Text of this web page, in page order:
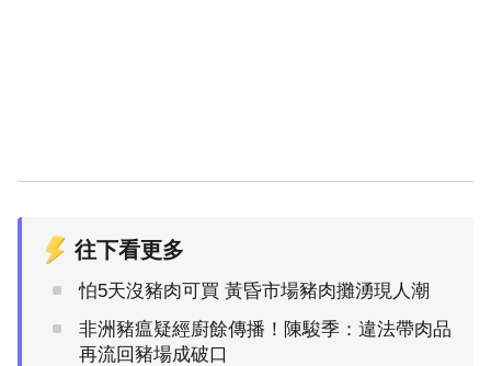
往下看更多
怕5天沒豬肉可買 黃昏市場豬肉攤湧現人潮
非洲豬瘟疑經廚餘傳播！陳駿季：違法帶肉品
再流回豬場成破口